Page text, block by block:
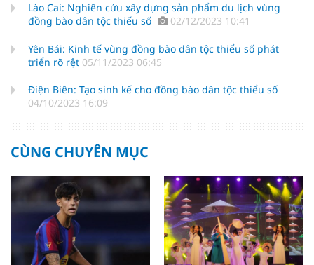
Lào Cai: Nghiên cứu xây dựng sản phẩm du lịch vùng
đồng bào dân tộc thiếu số
02/12/2023 10:41
Yên Bái: Kinh tế vùng đồng bào dân tộc thiểu số phát
triển rõ rệt 05/11/2023 06:45
Điện Biên: Tạo sinh kế cho đồng bào dân tộc thiểu số
04/10/2023 16:09
CÙNG CHUYÊN MỤC